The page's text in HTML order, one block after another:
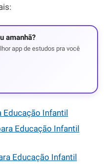
amanhã?
app de estudos pra você
Infantil
Educação Infantil
Educação Infantil